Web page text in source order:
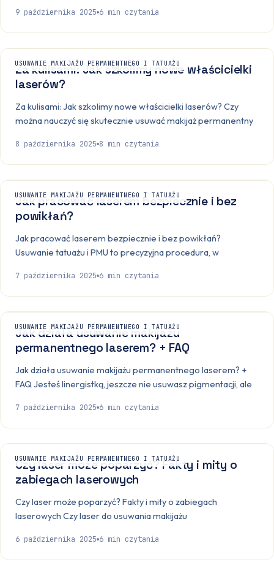
9 października 2025 6 min czytania
USUWANIE MAKIJAŻU PERMANENTNEGO I TATUAŻU
Za kulisami: Jak szkolimy nowe właścicielki
laserów?
Za kulisami: Jak szkolimy nowe właścicielki laserów? Czy
można nauczyć się skutecznie usuwać makijaż permanentny
8 października 2025 8 min czytania
USUWANIE MAKIJAŻU PERMANENTNEGO I TATUAŻU
Jak pracować laserem bezpiecznie i bez
powikłań?
Jak pracować laserem bezpiecznie i bez powikłań?
Usuwanie tatuażu i PMU to precyzyjna procedura, w
7 października 2025 6 min czytania
USUWANIE MAKIJAŻU PERMANENTNEGO I TATUAŻU
Jak działa usuwanie makijażu
permanentnego laserem? + FAQ
Jak działa usuwanie makijażu permanentnego laserem? +
FAQ Jesteś linergistką, jeszcze nie usuwasz pigmentacji, ale
7 października 2025 6 min czytania
USUWANIE MAKIJAŻU PERMANENTNEGO I TATUAŻU
Czy laser może poparzyć? Fakty i mity o
zabiegach laserowych
Czy laser może poparzyć? Fakty i mity o zabiegach
laserowych Czy laser do usuwania makijażu
6 października 2025 6 min czytania